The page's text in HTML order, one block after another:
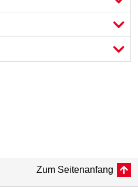
Zum Seitenanfang